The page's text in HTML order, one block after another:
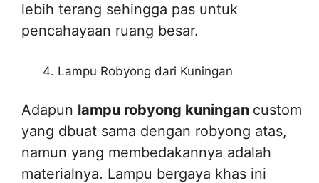
lebih terang sehingga pas untuk
pencahayaan ruang besar.
Lampu Robyong dari Kuningan
Adapun lampu robyong kuningan custom
yang dbuat sama dengan robyong atas,
namun yang membedakannya adalah
materialnya. Lampu bergaya khas ini